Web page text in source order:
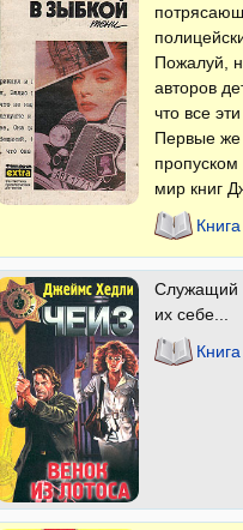
Пожалуй,
авторов
что все
Первые же
мир книг
Служащий
их себе...